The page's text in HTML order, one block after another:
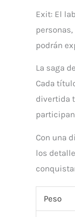
Exit: El
podrán
La saga
Cada
divertida
Con una
los
Peso